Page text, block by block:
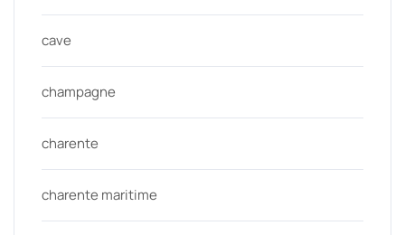
cave
champagne
charente
charente maritime